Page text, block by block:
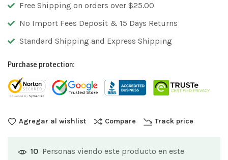
Free Shipping on orders over $25.00
No Import Fees Deposit & 15 Days Returns
Standard Shipping and Express Shipping
Purchase protection:
Agregar al wishlist Compare Track price
10 Personas viendo este producto en este